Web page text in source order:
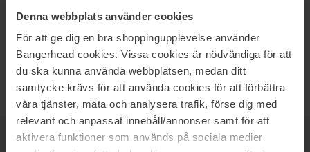
Denna webbplats använder cookies
För att ge dig en bra shoppingupplevelse använder
Bangerhead cookies. Vissa cookies är nödvändiga för att
du ska kunna använda webbplatsen, medan ditt
samtycke krävs för att använda cookies för att förbättra
våra tjänster, mäta och analysera trafik, förse dig med
relevant och anpassat innehåll/annonser samt för att
aktivera funktioner som används på sociala medier
har arbejdet med de samme basisingredienser, såsom silikoner og
olier, i årevis. Dette inspirerede dem til at skabe en ny teknologi,
der skulle tilbyde konsumenten synlige beviser i en flaske, frem for
NYHEDSBREV